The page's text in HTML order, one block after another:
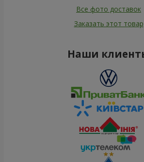
Все фото доставок
Заказать этот товар
Наши